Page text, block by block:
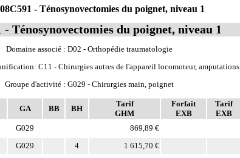
GA BB BH
Tarif
GHM
Forfait
EXB
Tarif
EXB
G029
869,89 €
G029 4 1 615,70 €
- Ténosynovectomies du poignet, niveau 1
- Ténosynovectomies du poignet, niveau 1
Domaine associé : D02 - Orthopédie traumatologie
C11 - Chirurgies autres de l'appareil locomoteur, amputations
Groupe d'activité : G029 - Chirurgies main, poignet